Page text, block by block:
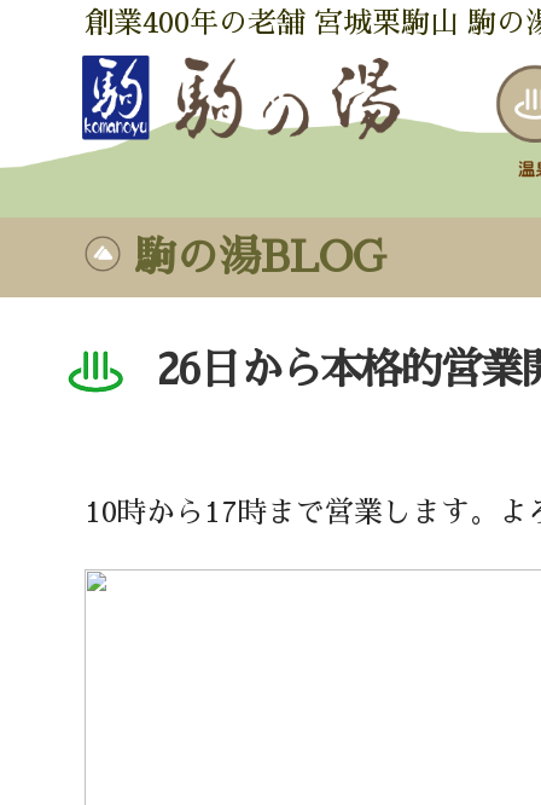
創業400年の老舗 宮城栗駒山 駒の
駒の湯BLOG
26日から本格的営業
10時から17時まで営業します。よ